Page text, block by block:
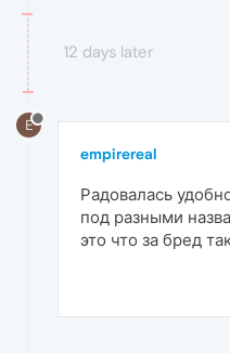
12 days later
E
empirereal
Радовалась
под разными
это что за бред